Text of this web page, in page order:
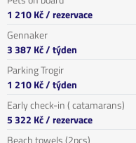
1 210 Kč/ rezervace
Gennaker
3 387 Kč/ týden
Parking Trogir
1 210 Kč/ týden
Early check-in ( catamarans)
5 322 Kč/ rezervace
Beach towels (2pcs)